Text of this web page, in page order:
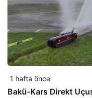
1 hafta önce
Bakü-Kars Direkt